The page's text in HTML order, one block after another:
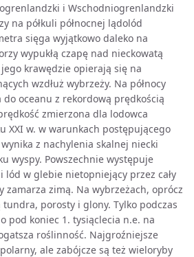
i Wschodniogrenlandzki
na półkuli północnej lądolód
sięga wyjątkowo daleko na
wypukłą czapę nad nieckowatą
krawędzie opierają się na
wzdłuż wybrzeży. Na północy
do oceanu z rekordową prędkością
zmierzona dla lodowca
XXI w. w warunkach postępującego
z nachylenia skalnej niecki
wyspy. Powszechnie występuje
lód w glebie nietopniejący przez cały
zamarza zimą. Na wybrzeżach, oprócz
tundra, porosty i glony. Tylko podczas
pod koniec 1. tysiąclecia n.e. na
roślinność. Najgroźniejsze
ale zabójcze są też wieloryby